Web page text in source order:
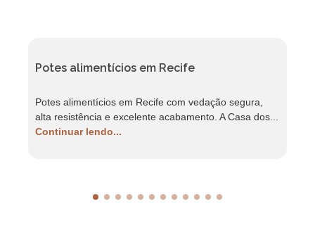
Potes alimentícios em Recife
Potes alimentícios em Recife com vedação segura,
alta resistência e excelente acabamento. A Casa dos...
Continuar lendo...